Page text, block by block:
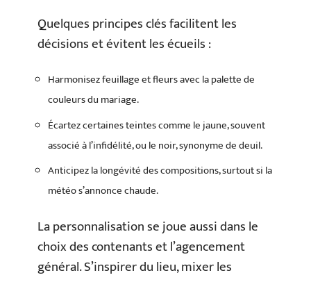
Quelques principes clés facilitent les
décisions et évitent les écueils :
Harmonisez feuillage et fleurs avec la palette de
couleurs du mariage.
Écartez certaines teintes comme le jaune, souvent
associé à l’infidélité, ou le noir, synonyme de deuil.
Anticipez la longévité des compositions, surtout si la
météo s’annonce chaude.
La personnalisation se joue aussi dans le
choix des contenants et l’agencement
général. S’inspirer du lieu, mixer les